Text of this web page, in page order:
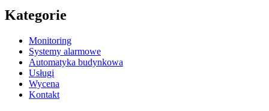
Kategorie
Monitoring
Systemy alarmowe
Automatyka budynkowa
Usługi
Wycena
Kontakt